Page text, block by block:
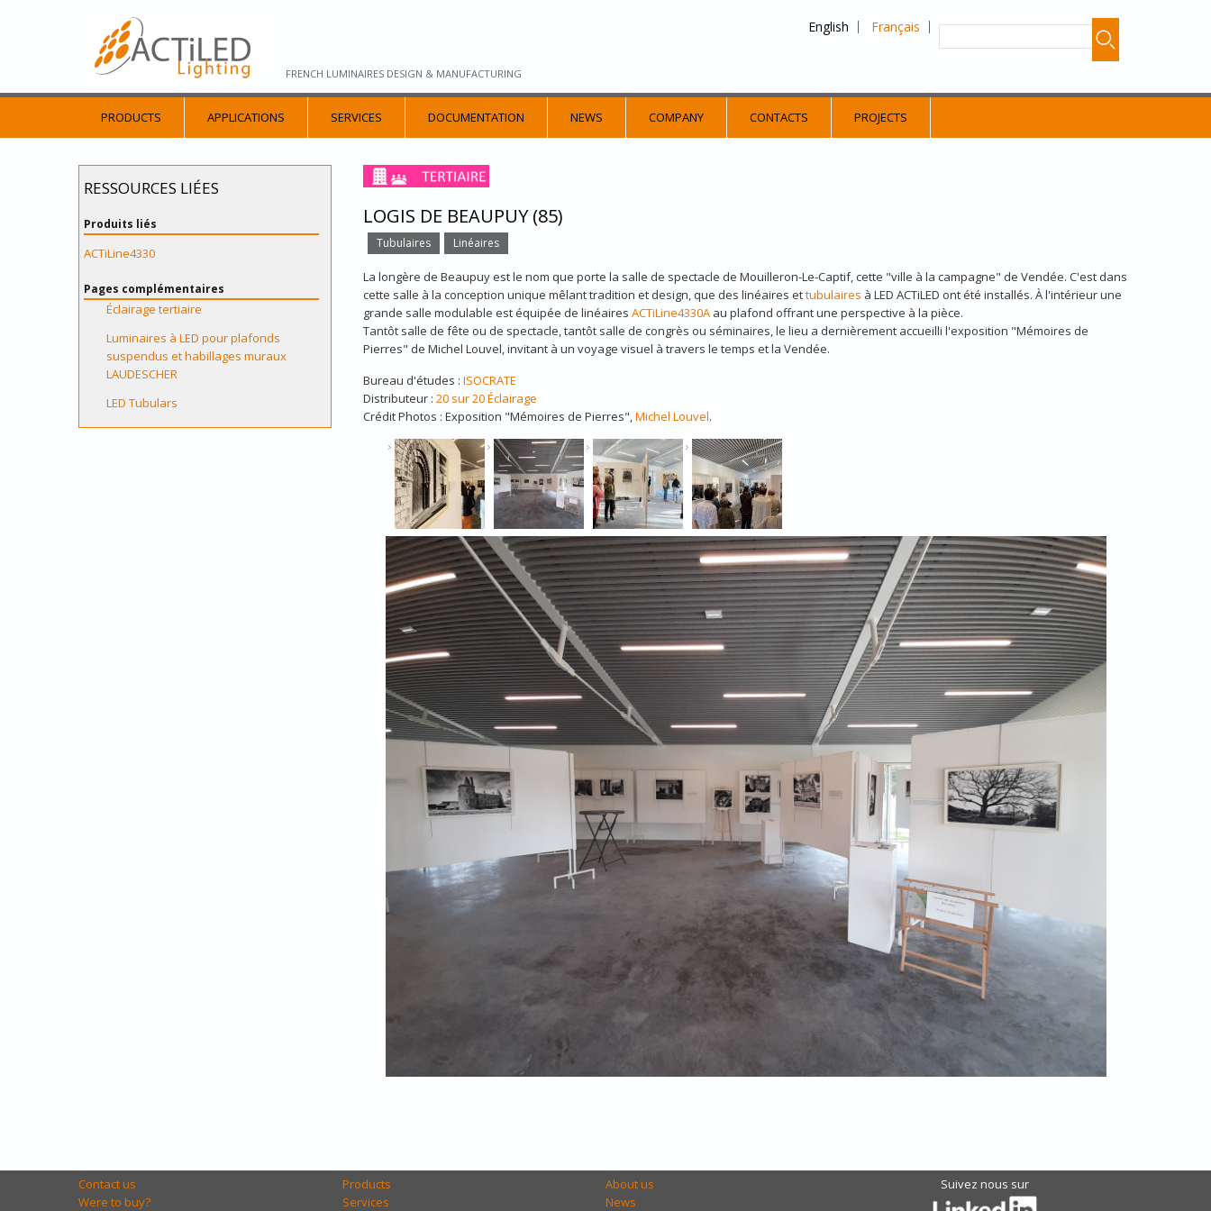
FRENCH LUMINAIRES DESIGN & MANUFACTURING
English Français
PRODUCTS APPLICATIONS SERVICES DOCUMENTATION NEWS COMPANY CONTACTS PROJECTS
LOGIS DE BEAUPUY (85)
Tubulaires Linéaires
La longère de Beaupuy est le nom que porte la salle de spectacle de Mouilleron-Le-Captif, cette "ville à la campagne" de Vendée. C'est dans
cette salle à la conception unique mêlant tradition et design, que des linéaires ettubulaires à LED ACTiLED ont été installés. À l'intérieur une
grande salle modulable est équipée de linéaires ACTiLine4330Aau plafond offrant une perspective à la pièce.
Tantôt salle de fête ou de spectacle, tantôt salle de congrès ou séminaires, le lieu a dernièrement accueilli l'exposition "Mémoires de
Pierres" de Michel Louvel, invitant à un voyage visuel à travers le temps et la Vendée.
Bureau d'études : ISOCRATE
Distributeur : 20 sur 20 Éclairage
Crédit Photos : Exposition "Mémoires de Pierres",Michel Louvel.
RESSOURCES LIÉES
Produits liés
ACTiLine4330
Pages complémentaires
Éclairage tertiaire
Luminaires à LED pour plafonds
suspendus et habillages muraux
LAUDESCHER
LED Tubulars
Contact us
Were to buy?
Products
Services
About us
News
Suivez nous sur